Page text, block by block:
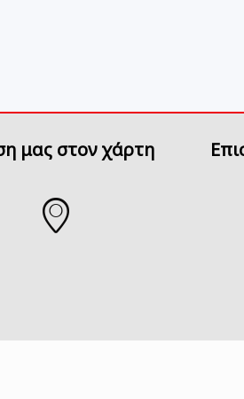
μας στον χάρτη